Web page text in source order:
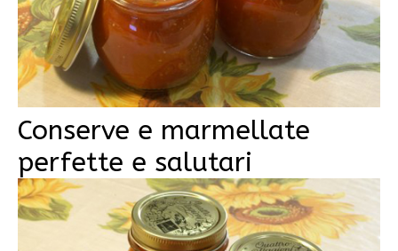
Conserve e marmellate
perfette e salutari